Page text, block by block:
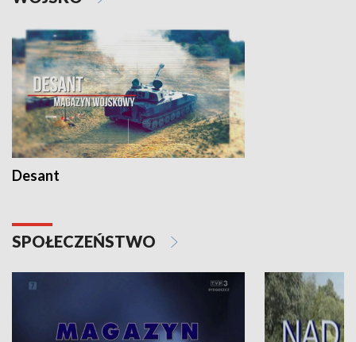
Desant
SPOŁECZEŃSTWO